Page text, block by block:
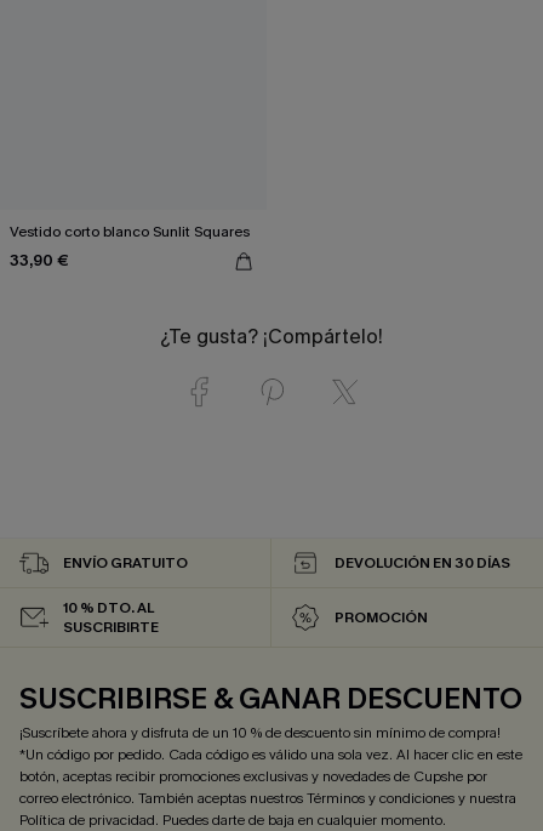
Vestido corto blanco Sunlit Squares
33,90 €
¿Te gusta? ¡Compártelo!
ENVÍO GRATUITO DEVOLUCIÓN EN 30 DÍAS
10 % DTO. AL
SUSCRIBIRTE
PROMOCIÓN
SUSCRIBIRSE & GANAR DESCUENTO
¡Suscríbete ahora y disfruta de un 10 % de descuento sin mínimo de compra!
*Un código por pedido. Cada código es válido una sola vez. Al hacer clic en este
botón, aceptas recibir promociones exclusivas y novedades de Cupshe por
correo electrónico. También aceptas nuestrosTérminos y condicionesy nuestra
Política de privacidad. Puedes darte de baja en cualquier momento.